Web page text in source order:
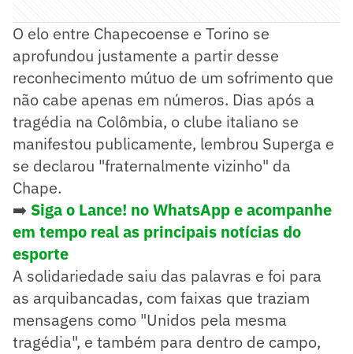
O elo entre Chapecoense e Torino se
aprofundou justamente a partir desse
reconhecimento mútuo de um sofrimento que
não cabe apenas em números. Dias após a
tragédia na Colômbia, o clube italiano se
manifestou publicamente, lembrou Superga e
se declarou "fraternalmente vizinho" da
Chape.
➡️ Siga o Lance! no WhatsApp e acompanhe
em tempo real as principais notícias do
esporte
A solidariedade saiu das palavras e foi para
as arquibancadas, com faixas que traziam
mensagens como "Unidos pela mesma
tragédia", e também para dentro de campo,